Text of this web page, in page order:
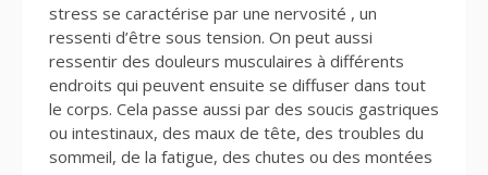
stress se caractérise par une nervosité , un
ressenti d’être sous tension. On peut aussi
ressentir des douleurs musculaires à différents
endroits qui peuvent ensuite se diffuser dans tout
le corps. Cela passe aussi par des soucis gastriques
ou intestinaux, des maux de tête, des troubles du
sommeil, de la fatigue, des chutes ou des montées